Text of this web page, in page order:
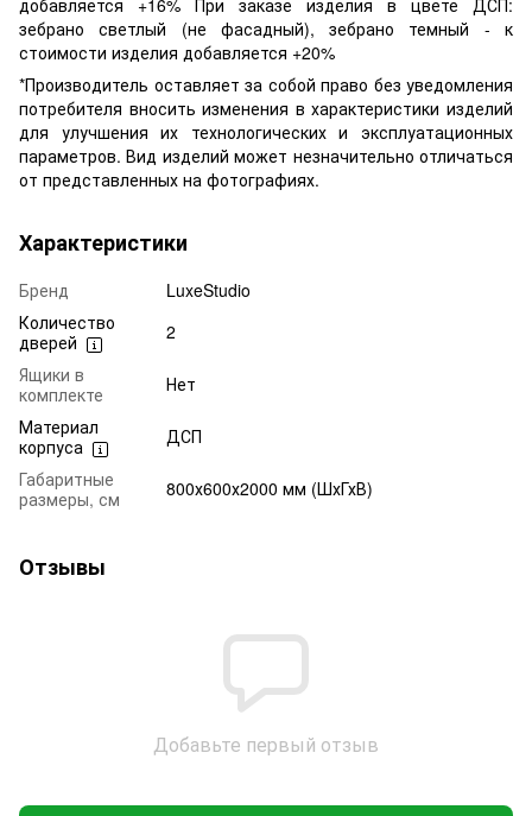
добавляется +16% При заказе изделия в цвете ДСП:
зебрано светлый (не фасадный), зебрано темный - к
стоимости изделия добавляется +20%
*Производитель оставляет за собой право без уведомления
потребителя вносить изменения в характеристики изделий
для улучшения их технологических и эксплуатационных
параметров. Вид изделий может незначительно отличаться
от представленных на фотографиях.
Характеристики
Бренд
LuxeStudio
Количество
дверей
2
Ящики в
комплекте
Нет
Материал
корпуса
ДСП
Габаритные
размеры, см
800х600х2000 мм (ШхГхВ)
Отзывы
Добавьте первый отзыв